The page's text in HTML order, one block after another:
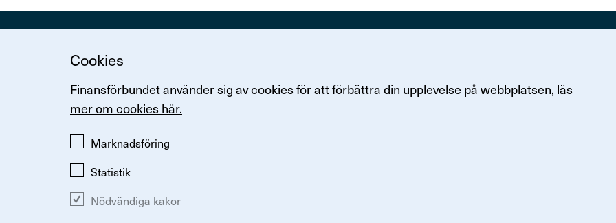
Cookies
Finansförbundet använder sig av cookies för att förbättra din upplevelse på webbplatsen, läs
mer om cookies här.
Marknadsföring
Statistik
Nödvändiga kakor
Arenavägen 47, 121 77 Johanneshov
Tel: 08-614 03 00
Kontakta Finansförbundet
Om Finansförbundet
Ändra inställningar för kakor Om kakor